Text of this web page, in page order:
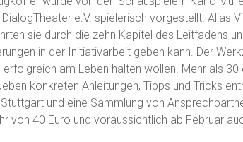
e.V. spielerisch vorgestellt. Alias
sie durch die zehn Kapitel des Leitfadens
in der Initiativarbeit geben kann. Der
erfolgreich am Leben halten wollen. Mehr als
konkreten Anleitungen, Tipps und Tricks
und eine Sammlung von
von 40 Euro und voraussichtlich ab Februar